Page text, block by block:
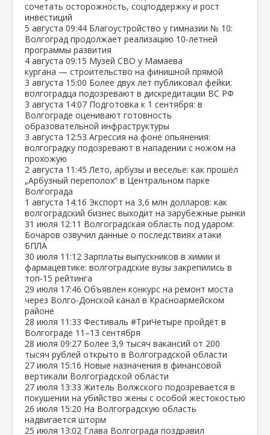
сочетать осторожность, соцподдержку и рост
инвестиций
5 августа 09:44 Благоустройство у гимназии № 10:
Волгоград продолжает реализацию 10‑летней
программы развития
4 августа 09:15 Музей СВО у Мамаева
кургана — строительство на финишной прямой
3 августа 15:00 Более двух лет публиковал фейки:
волгоградца подозревают в дискредитации ВС РФ
3 августа 14:07 Подготовка к 1 сентября: в
Волгограде оценивают готовность
образовательной инфраструктуры
3 августа 12:53 Агрессия на фоне опьянения:
волгоградку подозревают в нападении с ножом на
прохожую
2 августа 11:45Лето, арбузы и веселье: как прошёл
„Арбузный переполох“ в Центральном парке
Волгограда
1 августа 14:16 Экспорт на 3,6 млн долларов: как
волгоградский бизнес выходит на зарубежные рынки
31 июля 12:11 Волгоградская область под ударом:
Бочаров озвучил данные о последствиях атаки
БПЛА
30 июля 11:12 Зарплаты выпускников в химии и
фармацевтике: волгоградские вузы закрепились в
топ‑15 рейтинга
29 июля 17:46 Объявлен конкурс на ремонт моста
через Волго‑Донской канал в Красноармейском
районе
28 июля 11:33 Фестиваль #ТриЧетыре пройдёт в
Волгограде 11–13 сентября
28 июля 09:27 Более 3,9 тысяч вакансий от 200
тысяч рублей открыто в Волгоградской области
27 июля 15:16 Новые назначения в финансовой
вертикали Волгоградской области
27 июля 13:33Житель Волжского подозревается в
покушении на убийство жены с особой жестокостью
26 июля 15:20 На Волгоградскую область
надвигается шторм
25 июля 13:02 Глава Волгограда поздравил